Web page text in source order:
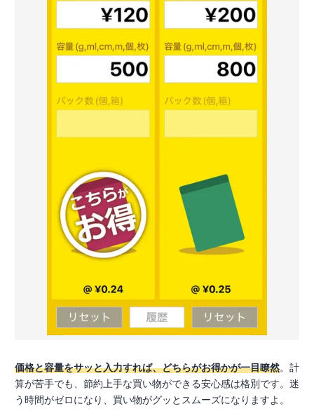
価格と容量をサッと入力すれば、どちらがお得かが一目瞭然。計
算が苦手でも、節約上手な買い物ができる安心感は格別です。迷
う時間がゼロになり、買い物がグッとスムーズになりますよ。